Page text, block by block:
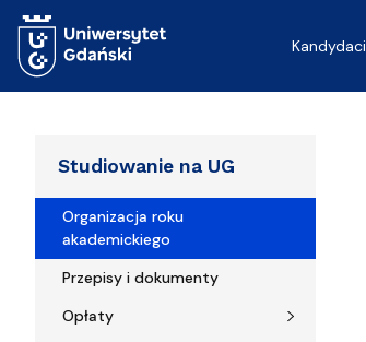
Kandydaci
Studiowanie na UG
Organizacja roku
akademickiego
Przepisy i dokumenty
Opłaty